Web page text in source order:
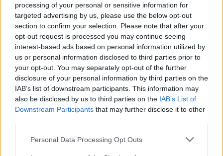
processing of your personal or sensitive information for
targeted advertising by us, please use the below opt-out
section to confirm your selection. Please note that after your
opt-out request is processed you may continue seeing
interest-based ads based on personal information utilized by
us or personal information disclosed to third parties prior to
your opt-out. You may separately opt-out of the further
disclosure of your personal information by third parties on the
IAB’s list of downstream participants. This information may
also be disclosed by us to third parties on the IAB’s List of
Downstream Participants that may further disclose it to other
Please note that this website/app uses one or more Google
Personal Data Processing Opt Outs
ειδήσεις.
Βάλε το proson.gr στα αποτελέσματα
αναζήτησης της Google
Δημοφιλείς Ειδήσεις
Πυροσβεστική Σχολή: Νέος